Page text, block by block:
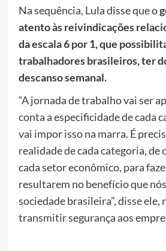
Na sequência, Lula disse que o
atento às reivindicações
da escala 6 por 1, que
trabalhadores brasileiros, ter
descanso semanal.
“A jornada de trabalho vai ser
conta a especificidade de cada
vai impor isso na marra. É
realidade de cada categoria, de
cada setor econômico, para
resultarem no benefício que
sociedade brasileira”, disse ele,
transmitir segurança aos